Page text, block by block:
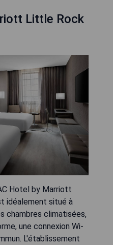
Little Rock
Hotel by Marriott
idéalement situé à
chambres climatisées,
une connexion Wi-
L'établissement